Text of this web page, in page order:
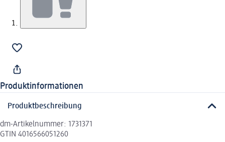
Produktinformationen
Produktbeschreibung
dm-Artikelnummer: 1731371
GTIN 4016566051260